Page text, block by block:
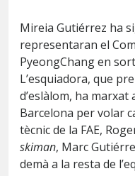
Mireia Gutiérrez ha
representaran el
PyeongChang en
L’esquiadora, que
d’eslàlom, ha
Barcelona per volar
tècnic de la FAE,
skiman, Marc
demà a la resta de